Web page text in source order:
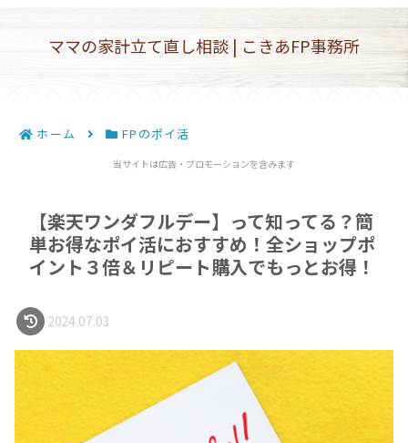
ママの家計立て直し相談 | こきあFP事務所
ホーム FPのポイ活
当サイトは広告・プロモーションを含みます
【楽天ワンダフルデー】って知ってる？簡
単お得なポイ活におすすめ！全ショップポ
イント３倍＆リピート購入でもっとお得！
2024.07.03